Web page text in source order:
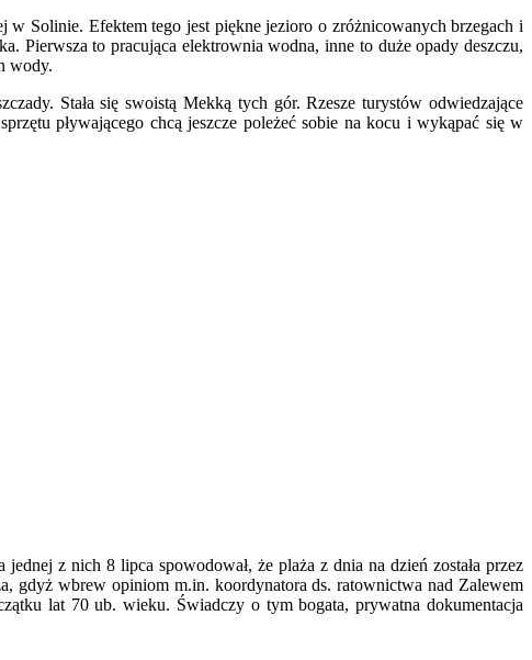
Solinie. Efektem tego jest piękne jezioro o zróżnicowanych brzegach i
Pierwsza to pracująca elektrownia wodna, inne to duże opady deszczu,
wody.
Stała się swoistą Mekką tych gór. Rzesze turystów odwiedzające
pływającego chcą jeszcze poleżeć sobie na kocu i wykąpać się w
z nich 8 lipca spowodował, że plaża z dnia na dzień została przez
gdyż wbrew opiniom m.in. koordynatora ds. ratownictwa nad Zalewem
lat 70 ub. wieku. Świadczy o tym bogata, prywatna dokumentacja